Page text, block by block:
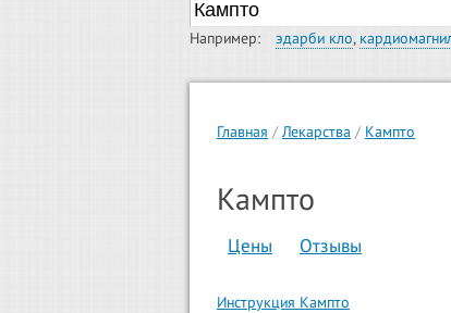
Например: эдарби кло,
Главная Лекарства Кампто
Кампто
Цены Отзывы
Инструкция Кампто